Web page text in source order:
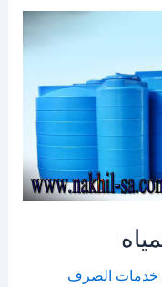
خدمات الصرف